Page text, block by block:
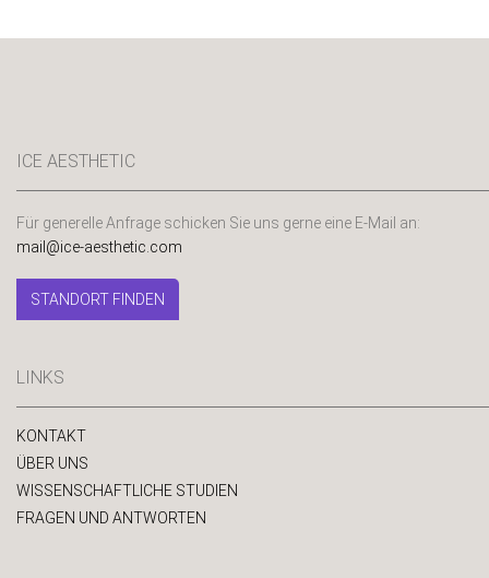
ICE AESTHETIC
Für generelle Anfrage schicken Sie uns gerne eine E-Mail an:
mail@ice-aesthetic.com
STANDORT FINDEN
LINKS
KONTAKT
ÜBER UNS
WISSENSCHAFTLICHE STUDIEN
FRAGEN UND ANTWORTEN